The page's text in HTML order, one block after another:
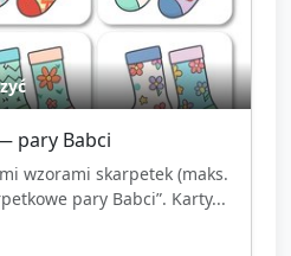
pary Babci
wzorami skarpetek (maks.
pary Babci”. Karty...